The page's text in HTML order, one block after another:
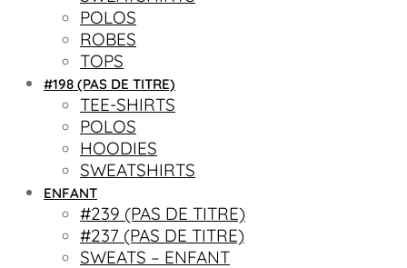
POLOS
ROBES
TOPS
#198 (PAS DE TITRE)
TEE-SHIRTS
POLOS
HOODIES
SWEATSHIRTS
ENFANT
#239 (PAS DE TITRE)
#237 (PAS DE TITRE)
SWEATS – ENFANT